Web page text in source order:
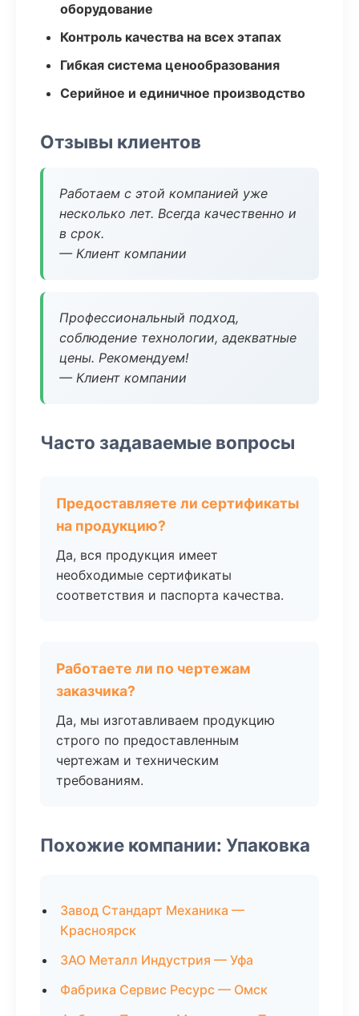
оборудование
Контроль качества на всех этапах
Гибкая система ценообразования
Серийное и единичное производство
Отзывы клиентов
Работаем с этой компанией уже
несколько лет. Всегда качественно и
в срок.
— Клиент компании
Профессиональный подход,
соблюдение технологии, адекватные
цены. Рекомендуем!
— Клиент компании
Часто задаваемые вопросы
Предоставляете ли сертификаты
на продукцию?
Да, вся продукция имеет
необходимые сертификаты
соответствия и паспорта качества.
Работаете ли по чертежам
заказчика?
Да, мы изготавливаем продукцию
строго по предоставленным
чертежам и техническим
требованиям.
Похожие компании: Упаковка
Завод Стандарт Механика —
Красноярск
ЗАО Металл Индустрия — Уфа
Фабрика Сервис Ресурс — Омск